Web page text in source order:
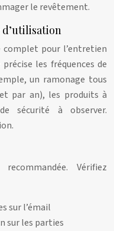
le revêtement.
complet pour l’entretien
les fréquences de
un ramonage tous
par an), les produits à
sécurité à observer.
Vérifiez
sur l’émail
sur les parties